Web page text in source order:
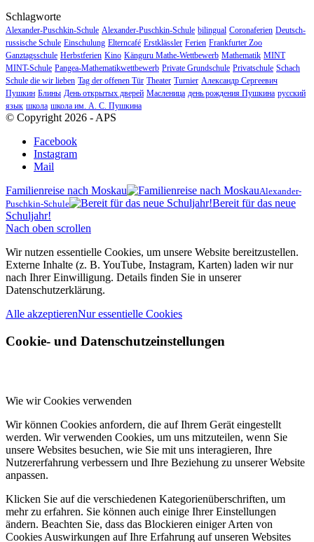
Schlagworte
Alexander-Puschkin-Schule Alexander-Puschkin-Schule bilingual Coronaferien Deutsch-
russische Schule Einschulung Elterncafé Erstklässler Ferien Frankfurter Zoo
Ganztagsschule Herbstferien Kino Känguru Mathe-Wettbewerb Mathematik MINT
MINT-Schule Pangea-Mathematikwettbewerb Private Grundschule Privatschule Schach
Schule die wir lieben Tag der offenen Tür Theater Turnier Александр Сергеевич
Пушкин Блины День открытых дверей Масленица день рождения Пушкина русский
язык школа школа им. А. С. Пушкина
© Copyright 2026 - APS
Facebook
Instagram
Mail
Familienreise nach Moskau
Alexander-
Puschkin-Schule
Bereit für das neue
Schuljahr!
Nach oben scrollen
Wir nutzen essentielle Cookies, um unsere Website bereitzustellen.
Externe Inhalte (z. B. YouTube, Instagram, Karten) laden wir nur
nach Ihrer Einwilligung. Details finden Sie in unserer
Datenschutzerklärung.
Alle akzeptierenNur essentielle Cookies
Cookie- und Datenschutzeinstellungen
Wie wir Cookies verwenden
Wir können Cookies anfordern, die auf Ihrem Gerät eingestellt
werden. Wir verwenden Cookies, um uns mitzuteilen, wenn Sie
unsere Websites besuchen, wie Sie mit uns interagieren, Ihre
Nutzererfahrung verbessern und Ihre Beziehung zu unserer Website
anpassen.
Klicken Sie auf die verschiedenen Kategorienüberschriften, um
mehr zu erfahren. Sie können auch einige Ihrer Einstellungen
ändern. Beachten Sie, dass das Blockieren einiger Arten von
Cookies Auswirkungen auf Ihre Erfahrung auf unseren Websites